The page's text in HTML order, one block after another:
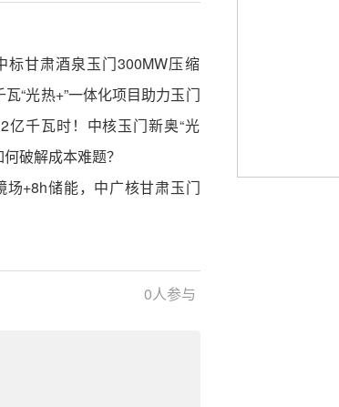
标甘肃酒泉玉门300MW压缩
站示范工程EPC总承包项目三
服务
“光热+”一体化项目助力玉门
”亿千瓦时！中核玉门新奥“光
+风电”一体化项目成效亮眼
破解成本难题？
场+8h储能，中广核甘肃玉门
0人参与